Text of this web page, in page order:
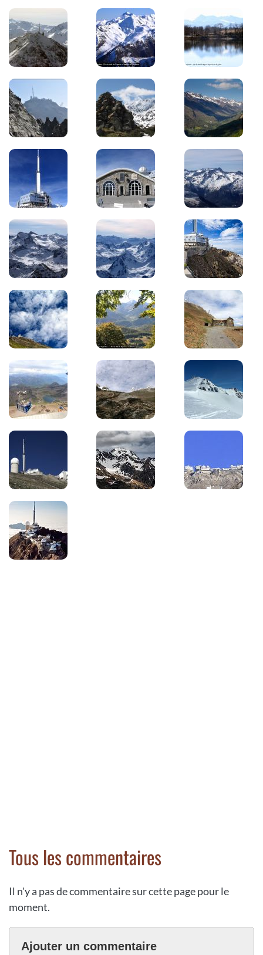
Tous les commentaires
Il n'y a pas de commentaire sur cette page pour le
moment.
Ajouter un commentaire